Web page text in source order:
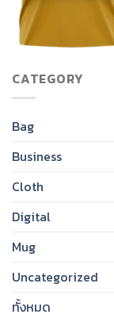
CATEGORY
Bag
Business
Cloth
Digital
Mug
Uncategorized
ทั้งหมด